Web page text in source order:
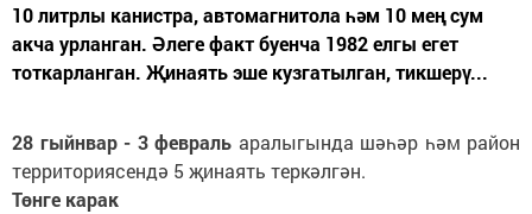
10 литрлы канистра, автомагнитола һәм 10 мең сум
акча урланган. Әлеге факт буенча 1982 елгы егет
тоткарланган. Җинаять эше кузгатылган, тикшерү...
28 гыйнвар - 3 февраль аралыгында шәһәр һәм район
территориясендә 5 җинаять теркәлгән.
Төнге карак